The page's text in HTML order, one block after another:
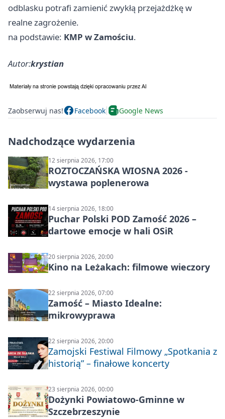
odblasku potrafi zamienić zwykłą przejażdżkę w
realne zagrożenie.
na podstawie: KMP w Zamościu.
Autor:krystian
Zaobserwuj nas! Facebook Google News
Nadchodzące wydarzenia
12 sierpnia 2026, 17:00
ROZTOCZAŃSKA WIOSNA 2026 -
wystawa poplenerowa
14 sierpnia 2026, 18:00
Puchar Polski POD Zamość 2026 –
dartowe emocje w hali OSiR
20 sierpnia 2026, 20:00
Kino na Leżakach: filmowe wieczory
22 sierpnia 2026, 07:00
Zamość – Miasto Idealne:
mikrowyprawa
22 sierpnia 2026, 20:00
Zamojski Festiwal Filmowy „Spotkania z
historią” – finałowe koncerty
23 sierpnia 2026, 00:00
Dożynki Powiatowo-Gminne w
Szczebrzeszynie